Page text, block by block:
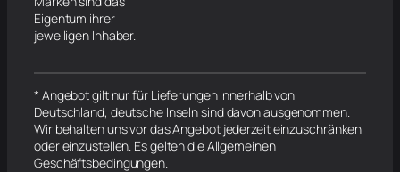
Eigentum ihrer
jeweiligen Inhaber.
* Angebot gilt nur für Lieferungen innerhalb von
Deutschland, deutsche Inseln sind davon ausgenommen.
Wir behalten uns vor das Angebot jederzeit einzuschränken
oder einzustellen. Es gelten die Allgemeinen
Geschäftsbedingungen.